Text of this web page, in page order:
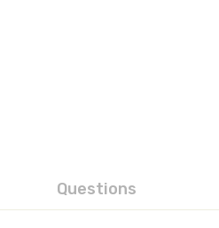
Questions